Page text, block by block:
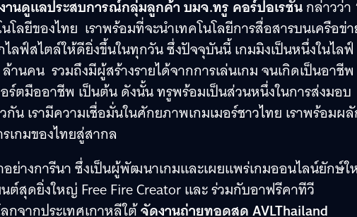
นดูแลประสบการณ์กลุ่มลูกค้า บมจ.ทรู คอร์ปอเรชั่นกล่าวว่า
ลยีของไทย เราพร้อมที่จะนำเทคโนโลยีการสื่อสารบนเครือข่
ลฟ์สไตล์ให้ดียิ่งขึ้นในทุกวัน ซึ่งปัจจุบันนี้ เกมมิงเป็นหนึ่งในไลฟ์
นคน รวมถึงมีผู้สร้างรายได้จากการเล่นเกม จนเกิดเป็นอาชีพ
ตมืออาชีพ เป็นต้น ดังนั้น ทรูพร้อมเป็นส่วนหนึ่งในการส่งมอบ
เรามีความเชื่อมั่นในศักยภาพเกมเมอร์ชาวไทย เราพร้อมผ
เกมของไทยสู่สากล
ย่างการีนา ซึ่งเป็นผู้พัฒนาเกมและเผยแพร่เกมออนไลน์ยักษ์
ต์สุดยิ่งใหญ่ Free Fire Creator และ ร่วมกับอาฟรีคาทีวี
จากประเทศเกาหลีใต้จัดงานถ่ายทอดสด AVLThailand